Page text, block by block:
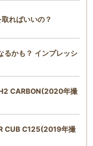
ればいいの？
るかも？ インプレッシ
CARBON(2020年撮
CUB C125(2019年撮